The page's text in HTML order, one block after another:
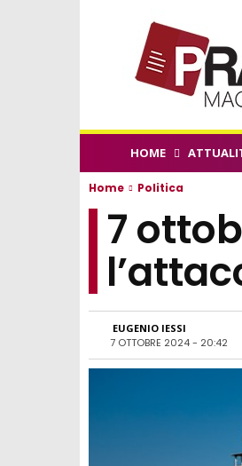
HOME
Home Politica
7
EUGENIO IESSI
7 OTTOBRE 2024 - 20:42